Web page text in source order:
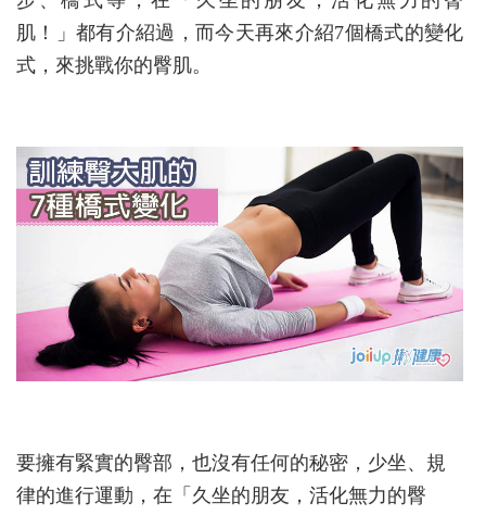
肌！」都有介紹過，而今天再來介紹7個橋式的變化
式，來挑戰你的臀肌。
要擁有緊實的臀部，也沒有任何的秘密，少坐、規
律的進行運動，在「久坐的朋友，活化無力的臀